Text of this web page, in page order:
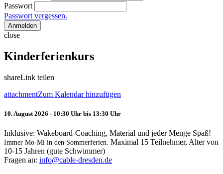
Passwort
Passwort vergessen.
Anmelden
close
Kinderferienkurs
shareLink teilen
attachmentZum Kalendar hinzufügen
10. August 2026 - 10:30 Uhr bis 13:30 Uhr
Inklusive: Wakeboard-Coaching, Material und jeder Menge Spaß!
Immer Mo-Mi in den Sommerferien. Maximal 15 Teilnehmer, Alter von
10-15 Jahren (gute Schwimmer)
Fragen an: info@cable-dresden.de